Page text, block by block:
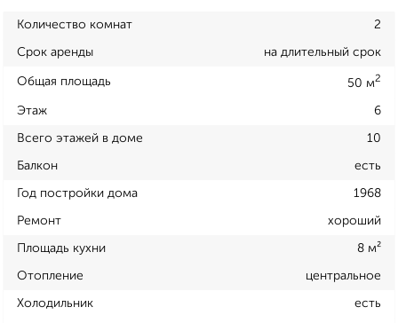
Количество комнат 2
Срок аренды на длительный срок
Общая площадь 50 м2
Этаж 6
Всего этажей в доме 10
Балкон есть
Год постройки дома 1968
Ремонт хороший
Площадь кухни 8 м²
Отопление центральное
Холодильник есть